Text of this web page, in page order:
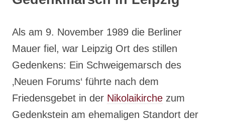
Als am 9. November 1989 die Berliner
Mauer fiel, war Leipzig Ort des stillen
Gedenkens: Ein Schweigemarsch des
‚Neuen Forums‘ führte nach dem
Friedensgebet in der Nikolaikirche zum
Gedenkstein am ehemaligen Standort der